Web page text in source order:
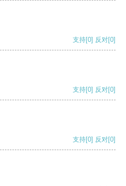
支持[0] 反对[0]
支持[0] 反对[0]
支持[0] 反对[0]